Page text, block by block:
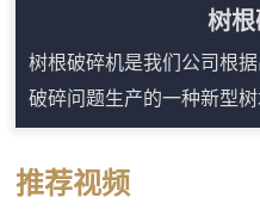
树
树根破碎机是我们公司根
破碎问题生产的一种新型
计合理、结构紧凑，安全
用后，效果良好，整套设
构简单、布置紧凑、售价
推荐视频